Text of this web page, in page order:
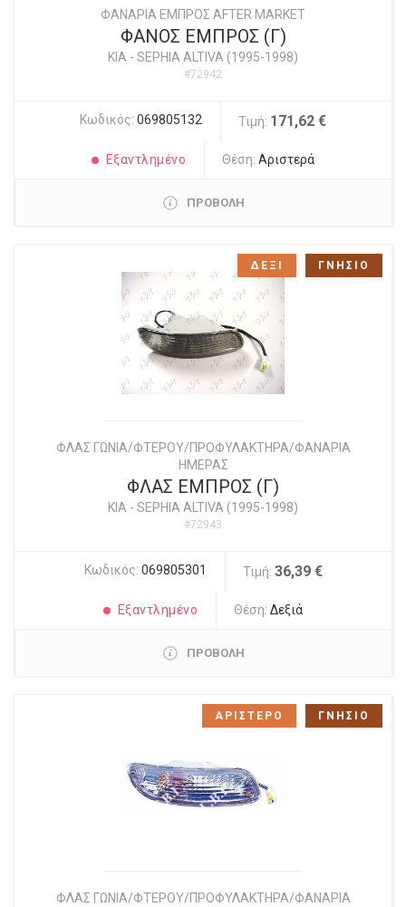
ΦΑΝΑΡΙΑ ΕΜΠΡΟΣ AFTER MARKET
ΦΑΝΟΣ ΕΜΠΡΟΣ (Γ)
KIA - SEPHIA ALTIVA (1995-1998)
#72942
Κωδικός: 069805132 Τιμή: 171,62 €
Εξαντλημένο Θέση:Αριστερά
ΠΡΟΒΟΛΗ
ΦΛΑΣ ΓΩΝΙΑ/ΦΤΕΡΟΥ/ΠΡΟΦΥΛΑΚΤΗΡΑ/ΦΑΝΑΡΙΑ
ΗΜΕΡΑΣ
ΦΛΑΣ ΕΜΠΡΟΣ (Γ)
KIA - SEPHIA ALTIVA (1995-1998)
#72943
Κωδικός: 069805301 Τιμή: 36,39 €
Εξαντλημένο Θέση:Δεξιά
ΠΡΟΒΟΛΗ
ΔΕΞΙ ΓΝΗΣΙΟ
ΦΛΑΣ ΓΩΝΙΑ/ΦΤΕΡΟΥ/ΠΡΟΦΥΛΑΚΤΗΡΑ/ΦΑΝΑΡΙΑ
ΑΡΙΣΤΕΡΟ ΓΝΗΣΙΟ